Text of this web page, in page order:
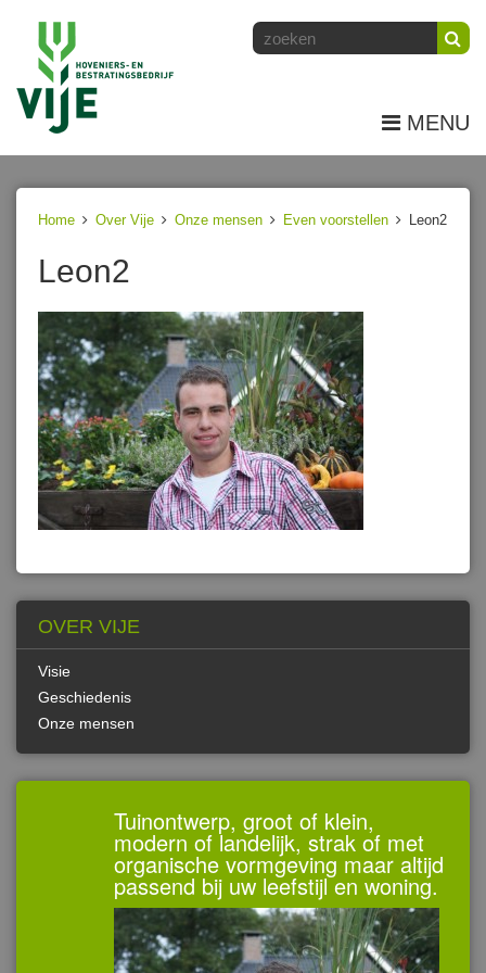
MENU
Home Over Vije Onze mensen Even voorstellen Leon2
Leon2
OVER VIJE
Visie
Geschiedenis
Onze mensen
Tuinontwerp, groot of klein,
modern of landelijk, strak of met
organische vormgeving maar altijd
passend bij uw leefstijl en woning.